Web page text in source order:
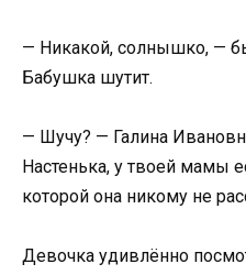
— Никакой, солнышко, —
Бабушка шутит.
— Шучу? — Галина
Настенька, у твоей мамы
которой она никому не
Девочка удивлённо